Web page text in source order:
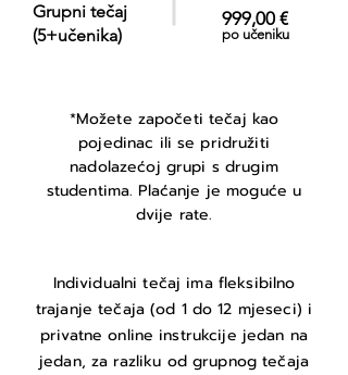
Grupni tečaj
(5+učenika)
999,00 €
po učeniku
*Možete započeti tečaj kao
pojedinac ili se pridružiti
nadolazećoj grupi s drugim
studentima. Plaćanje je moguće u
dvije rate.
Individualni tečaj ima fleksibilno
trajanje tečaja (od 1 do 12 mjeseci) i
privatne online instrukcije jedan na
jedan, za razliku od grupnog tečaja